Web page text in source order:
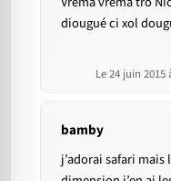
diougué ci xol
Le 24 juin 2015
bamby
j’adorai safari